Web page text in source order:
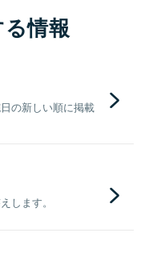
情報
の新しい順に掲載
します。